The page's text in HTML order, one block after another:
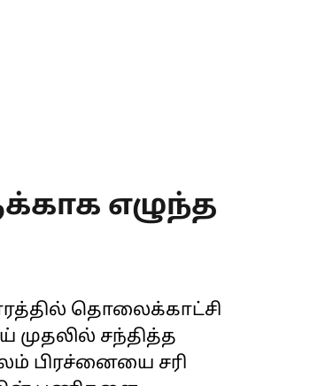
எழுந்த
தொலைக்காட்சி
முதலில் சந்தித்த
பிரச்னையை சரி